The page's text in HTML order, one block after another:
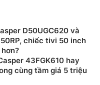
D50UGC620 và
chiếc tivi 50 inch
43FGK610 hay
cùng tầm giá 5 triệu